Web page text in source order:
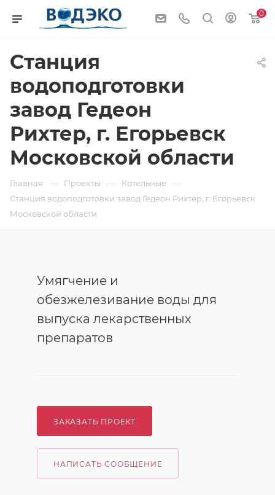
0
Станция
водоподготовки
завод Гедеон
Рихтер, г. Егорьевск
Московской области
Главная — Проекты — Котельные —
Станция водоподготовки завод Гедеон Рихтер, г. Егорьевск
Московской области
Умягчение и
обезжелезивание воды для
выпуска лекарственных
препаратов
ЗАКАЗАТЬ ПРОЕКТ
НАПИСАТЬ СООБЩЕНИЕ